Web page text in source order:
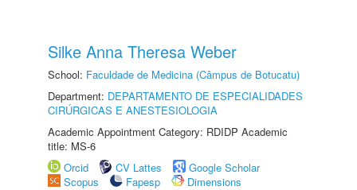
Silke Anna Theresa Weber
School: Faculdade de Medicina (Câmpus de Botucatu)
Department: DEPARTAMENTO DE ESPECIALIDADES
CIRÚRGICAS E ANESTESIOLOGIA
Academic Appointment Category: RDIDP Academic
title: MS-6
Orcid
CV Lattes
Google Scholar
Scopus
Fapesp
Dimensions